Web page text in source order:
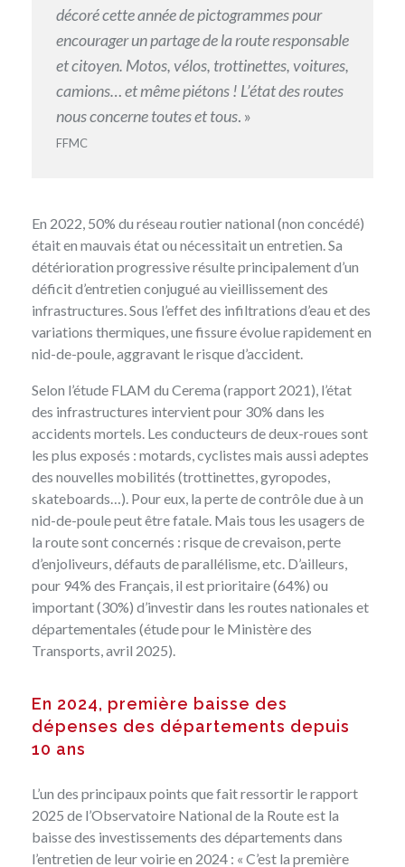
décoré cette année de pictogrammes pour
encourager un partage de la route responsable
et citoyen. Motos, vélos, trottinettes, voitures,
camions… et même piétons ! L’état des routes
nous concerne toutes et tous. »
FFMC
En 2022, 50% du réseau routier national (non concédé)
était en mauvais état ou nécessitait un entretien. Sa
détérioration progressive résulte principalement d’un
déficit d’entretien conjugué au vieillissement des
infrastructures. Sous l’effet des infiltrations d’eau et des
variations thermiques, une fissure évolue rapidement en
nid-de-poule, aggravant le risque d’accident.
Selon l’étude FLAM du Cerema (rapport 2021), l’état
des infrastructures intervient pour 30% dans les
accidents mortels. Les conducteurs de deux-roues sont
les plus exposés : motards, cyclistes mais aussi adeptes
des nouvelles mobilités (trottinettes, gyropodes,
skateboards…). Pour eux, la perte de contrôle due à un
nid-de-poule peut être fatale. Mais tous les usagers de
la route sont concernés : risque de crevaison, perte
d’enjoliveurs, défauts de parallélisme, etc. D’ailleurs,
pour 94% des Français, il est prioritaire (64%) ou
important (30%) d’investir dans les routes nationales et
départementales (étude pour le Ministère des
Transports , avril 2025).
En 2024, première baisse des
dépenses des départements depuis
10 ans
L’un des principaux points que fait ressortir lerapport
2025 de l’Observatoire National de la Route est la
baisse des investissements des départements dans
l’entretien de leur voirie en 2024 : « C’est la première